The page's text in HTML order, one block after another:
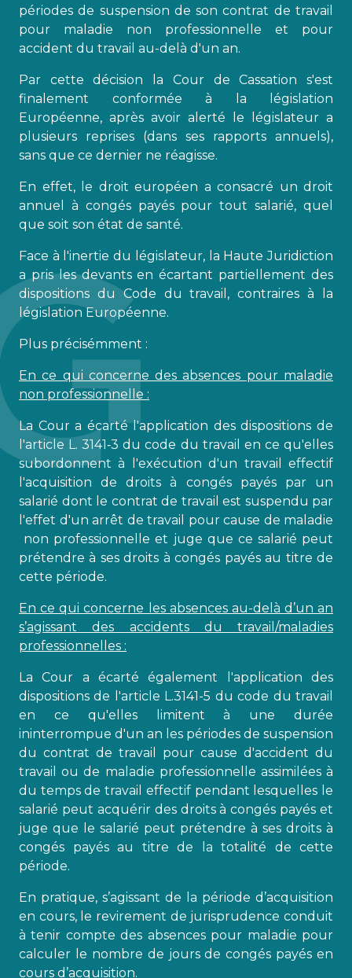
périodes de suspension de son contrat de travail
pour maladie non professionnelle et pour
accident du travail au-delà d'un an.
Par cette décision la Cour de Cassation s'est
finalement conformée à la législation
Européenne, après avoir alerté le législateur a
plusieurs reprises (dans ses rapports annuels),
sans que ce dernier ne réagisse.
En effet, le droit européen a consacré un droit
annuel à congés payés pour tout salarié, quel
que soit son état de santé.
Face à l'inertie du législateur, la Haute Juridiction
a pris les devants en écartant partiellement des
dispositions du Code du travail, contraires à la
législation Européenne.
Plus précisémment :
En ce qui concerne des absences pour maladie
non professionnelle :
La Cour a écarté l'application des dispositions de
l'article L. 3141‑3 du code du travail en ce qu'elles
subordonnent à l'exécution d'un travail effectif
l'acquisition de droits à congés payés par un
salarié dont le contrat de travail est suspendu par
l'effet d'un arrêt de travail pour cause de maladie
non professionnelle et juge que ce salarié peut
prétendre à ses droits à congés payés au titre de
cette période.
En ce qui concerne les absences au-delà d’un an
s’agissant des accidents du travail/maladies
professionnelles :
La Cour a écarté également l'application des
dispositions de l'article L.3141-5 du code du travail
en ce qu'elles limitent à une durée
ininterrompue d'un an les périodes de suspension
du contrat de travail pour cause d'accident du
travail ou de maladie professionnelle assimilées à
du temps de travail effectif pendant lesquelles le
salarié peut acquérir des droits à congés payés et
juge que le salarié peut prétendre à ses droits à
congés payés au titre de la totalité de cette
période.
En pratique, s’agissant de la période d’acquisition
en cours, le revirement de jurisprudence conduit
à tenir compte des absences pour maladie pour
calculer le nombre de jours de congés payés en
cours d’acquisition.